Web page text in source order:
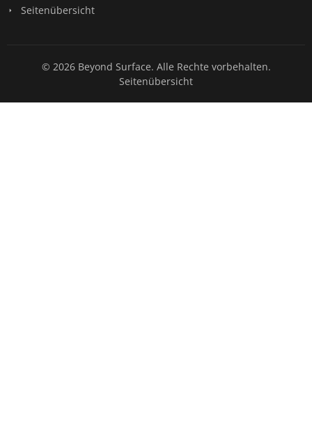
Seitenübersicht
© 2026 Beyond Surface. Alle Rechte vorbehalten.
Seitenübersicht